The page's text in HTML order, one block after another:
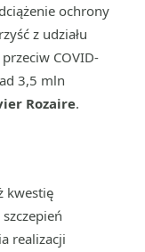
ochrony
z udziału
COVID-
3,5 mln
Rozaire.
kwestię
realizacji